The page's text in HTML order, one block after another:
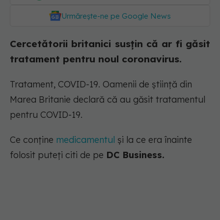
Urmărește-ne pe Google News
Cercetătorii britanici susțin că ar fi găsit
tratament pentru noul coronavirus.
Tratament, COVID-19. Oamenii de știință din
Marea Britanie declară că au găsit tratamentul
pentru COVID-19.
Ce conține medicamentul și la ce era înainte
folosit puteți citi de pe DC Business.